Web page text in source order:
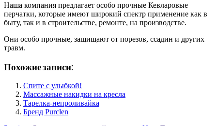
Наша компания предлагает особо прочные Кевларовые
перчатки, которые имеют широкий спектр применение как в
быту, так и в строительстве, ремонте, на производстве.
Они особо прочные, защищают от порезов, ссадин и других
травм.
Похожие записи:
Спите с улыбкой!
Массажные накидки на кресла
Тарелка-непроливайка
Бренд Purclen